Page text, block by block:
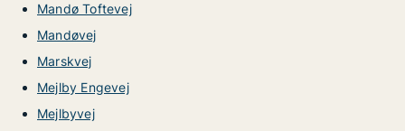
Mandø Toftevej
Mandøvej
Marskvej
Mejlby Engevej
Mejlbyvej